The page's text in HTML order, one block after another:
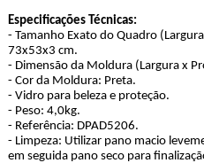
Especificações Técnicas:
- Tamanho Exato do Quadro
73x53x3 cm.
- Dimensão da Moldura (Largura x
- Cor da Moldura: Preta.
- Vidro para beleza e proteção.
- Peso: 4,0kg.
- Referência: DPAD5206.
- Limpeza: Utilizar pano macio
em seguida pano seco para